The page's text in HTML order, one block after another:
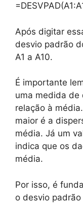
Após digitar
desvio padrão
A1 a A10.
É importante
uma medida de
relação à
maior é a
média. Já um
indica que os
média.
Por isso, é
o desvio